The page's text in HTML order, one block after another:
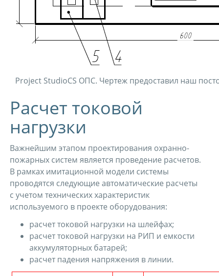
Project StudioCS ОПС. Чертеж предоставил наш
Расчет токовой
нагрузки
Важнейшим этапом проектирования охранно-
пожарных систем является проведение расчетов.
В рамках имитационной модели системы
проводятся следующие автоматические расчеты
с учетом технических характеристик
используемого в проекте оборудования:
расчет токовой нагрузки на шлейфах;
расчет токовой нагрузки на РИП и емкости
аккумуляторных батарей;
расчет падения напряжения в линии.